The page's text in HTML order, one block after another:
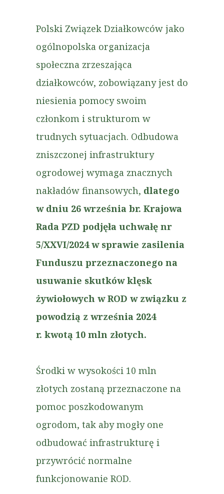
Polski Związek Działkowców jako
ogólnopolska organizacja
społeczna zrzeszająca
działkowców, zobowiązany jest do
niesienia pomocy swoim
członkom i strukturom w
trudnych sytuacjach. Odbudowa
zniszczonej infrastruktury
ogrodowej wymaga znacznych
nakładów finansowych, dlatego
w dniu 26 września br. Krajowa
Rada PZD podjęła uchwałę nr
5/XXVI/2024 w sprawie zasilenia
Funduszu przeznaczonego na
usuwanie skutków klęsk
żywiołowych w ROD w związku z
powodzią z września 2024
r. kwotą 10 mln złotych.
Środki w wysokości 10 mln
złotych zostaną przeznaczone na
pomoc poszkodowanym
ogrodom, tak aby mogły one
odbudować infrastrukturę i
przywrócić normalne
funkcjonowanie ROD.